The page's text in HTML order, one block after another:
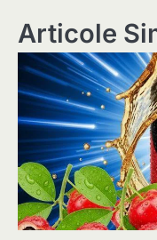
articole
Articole